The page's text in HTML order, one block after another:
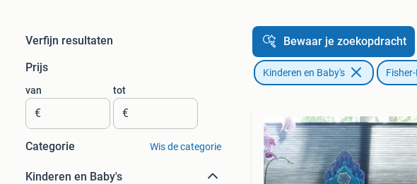
Verfijn resultaten
Prijs
van
€
tot
€
Categorie Wis de categorie
Kinderen en Baby's
Bewaar je zoekopdracht
Kinderen en Baby's